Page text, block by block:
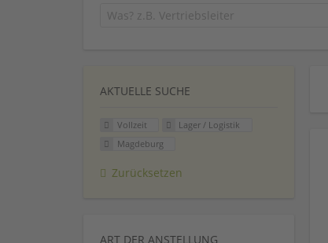
AKTUELLE SUCHE
Vollzeit
Lager / Logistik
Magdeburg
Zurücksetzen
ART DER ANSTELLUNG